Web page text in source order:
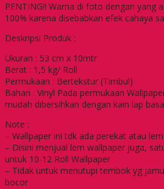
PENTING!! Warna di foto dengan yang
100% karena disebabkan efek cahaya
Deskripsi Produk :
Ukuran : 53 cm x 10mtr
Berat : 1,5 kg/ Roll
Permukaan : Bertekstur (Timbul)
Bahan : Vinyl Pada permukaan
mudah dibersihkan dengan kain lap
Note :
– Wallpaper ini tdk ada perekat atau
– Disini menjual lem wallpaper juga,
untuk 10-12 Roll Wallpaper
– Tidak untuk menutupi tembok yg
bocor